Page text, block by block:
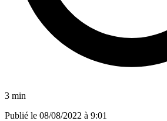
3 min
Publié le 08/08/2022 à 9:01